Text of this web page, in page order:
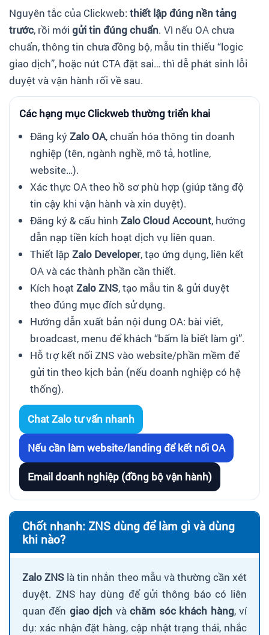
Nguyên tắc của Clickweb: thiết lập đúng nền tảng
trước, rồi mới gửi tin đúng chuẩn. Vì nếu OA chưa
chuẩn, thông tin chưa đồng bộ, mẫu tin thiếu “logic
giao dịch”, hoặc nút CTA đặt sai… thì dễ phát sinh lỗi
duyệt và vận hành rối về sau.
Các hạng mục Clickweb thường triển khai
Đăng kýZalo OA, chuẩn hóa thông tin doanh
nghiệp (tên, ngành nghề, mô tả, hotline,
website…).
Xác thực OA theo hồ sơ phù hợp (giúp tăng độ
tin cậy khi vận hành và xin duyệt).
Đăng ký & cấu hình Zalo Cloud Account, hướng
dẫn nạp tiền kích hoạt dịch vụ liên quan.
Thiết lập Zalo Developer, tạo ứng dụng, liên kết
OA và các thành phần cần thiết.
Kích hoạt Zalo ZNS, tạo mẫu tin & gửi duyệt
theo đúng mục đích sử dụng.
Hướng dẫn xuất bản nội dung OA: bài viết,
broadcast, menu để khách “bấm là biết làm gì”.
Hỗ trợ kết nối ZNS vào website/phần mềm để
gửi tin theo kịch bản (nếu doanh nghiệp có hệ
thống).
Chat Zalo tư vấn nhanh
Nếu cần làm website/landing để kết nối OA
Email doanh nghiệp (đồng bộ vận hành)
Chốt nhanh: ZNS dùng để làm gì và dùng
khi nào?
Zalo ZNS là tin nhắn theo mẫu và thường cần xét
duyệt. ZNS hay dùng để gửi thông báo có liên
quan đến giao dịch vàchăm sóc khách hàng, ví
dụ: xác nhận đặt hàng, cập nhật trạng thái, nhắc